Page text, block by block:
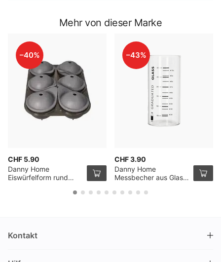
Mehr von dieser Marke
–40%
CHF 5.90
Danny Home
Eiswürfelform rund
–43%
CHF 3.90
Danny Home
Messbecher aus Glas
Kontakt